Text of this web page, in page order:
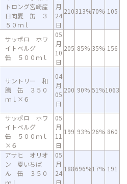
トロング宮崎産
日向夏 缶 ３
５０ｍｌ
月
24
日
210313%70% 105
サッポロ ホワ
イトベルグ
缶 ５００ｍｌ
05
月
10
日
205 85% 35% 156
サントリー 和
膳 缶 ３５０
ｍｌ×６
04
月
05
日
200 90% 51%1063
サッポロ ホワ
イトベルグ
缶 ５００ｍｌ
×６
05
月
11
日
199 93% 26% 860
アサヒ オリオ
ン 夏いちば
ん 缶 ３５０
ｍｌ
05
月
24
日
188696%17% 191